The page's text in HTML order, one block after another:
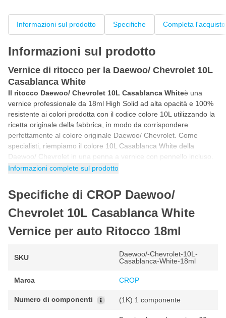
Informazioni sul prodotto Specifiche Completa l'acquisto
Informazioni sul prodotto
Vernice di ritocco per la Daewoo/ Chevrolet 10L
Casablanca White
Il ritocco Daewoo/ Chevrolet 10L Casablanca Whiteè una
vernice professionale da 18ml High Solid ad alta opacità e 100%
resistente ai colori prodotta con il codice colore 10L utilizzando la
ricetta originale della fabbrica, in modo da corrispondere
perfettamente al colore originale Daewoo/ Chevrolet. Come
specialisti, riempiamo il colore 10L Casablanca White della
Daewoo/ Chevrolet in una penna a vernice con pennello incluso.
Ciò rende questo stick di vernice per auto Daewoo/ Chevrolet 10L
da parcheggio, graffi e altri piccoli danni alla vernice dell'auto.
Come ritoccare con la vernice Daewoo/
Chevrolet 10L Casablanca White
Puoi ritoccare la vernice per auto Daewoo/ Chevrolet 10L in 5
di seguito avrai la certezza di utilizzare correttamente il colore
Daewoo/ Chevrolet per un risultato fantastico e originale di
che tutti i pigmenti della vernice siano ben miscelati.
Informazioni complete sul prodotto
Specifiche di CROP Daewoo/
Chevrolet 10L Casablanca White
Vernice per auto Ritocco 18ml
SKU
Daewoo/-Chevrolet-10L-
Casablanca-White-18ml
Marca CROP
Numero di componenti (1K) 1 componente